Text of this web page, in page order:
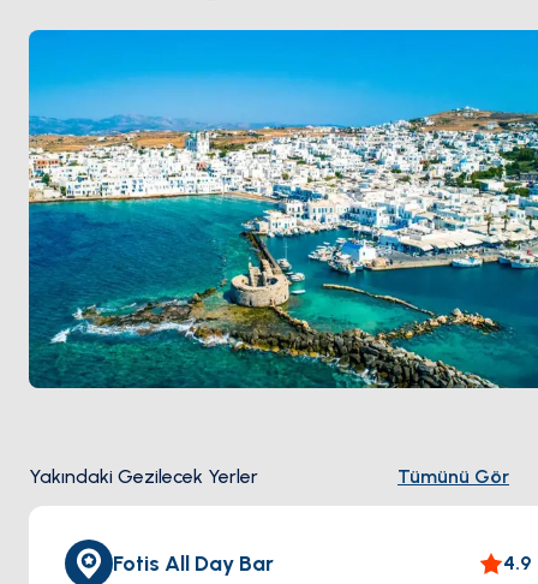
Mayıs ile Ekimarası açık.
Yakındaki Gezilecek Yerler Tümünü Gör
Fotis All Day Bar 4.9